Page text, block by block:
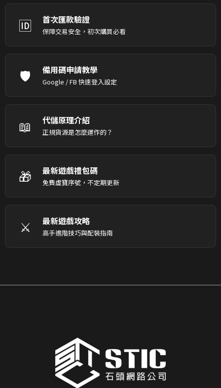
🆔 首次匯款驗證
保障交易安全，初次購買必看
🛡️ 備用碼申請教學
Google / FB 快速登入設定
📖 代儲原理介紹
正規貨源是怎麼運作的？
🎁 最新遊戲禮包碼
免費虛寶序號，不定期更新
⚔️ 最新遊戲攻略
高手進階技巧與配裝指南